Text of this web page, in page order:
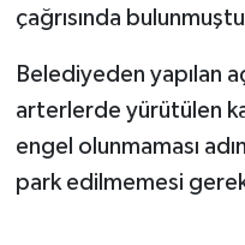
çağrısında
Belediyeden yapılan
arterlerde yürütülen
engel olunmaması
park edilmemesi